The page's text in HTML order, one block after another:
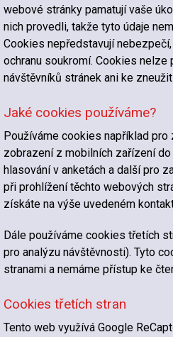
webové stránky pamatují vaše
nich provedli, takže tyto údaje
Cookies nepředstavují
ochranu soukromí. Cookies
návštěvníků stránek ani ke
Jaké cookies používáme?
Používáme cookies například pro
zobrazení z mobilních zařízení
hlasování v anketách a další pro
při prohlížení těchto webových
získáte na výše uvedeném
Dále používáme cookies třetích
pro analýzu návštěvnosti). Tyto
stranami a nemáme přístup ke
Cookies třetích stran
Tento web využívá Google